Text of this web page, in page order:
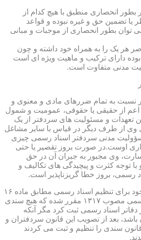
انحصاری منطبق با هیچ کدام از
یا تضمین حق و غیره نبوده و قواعد
توان بطور انحصاری از موجبات و مبانی
هر یک را به همراه خود داشته و چون
بوده دارای ترکیب و ماهیت ویژه ای است
مدنی متفاوت است.
نسبت به تمام ضررهای مادی و معنوی و
اعم از حقیقی یا حقوقی، عمومیت و شمول
تعهدات و مسئولیت های سردفتر از یک
از طرف دیگر در قیاس با سایر مشاغل
مدنی سردفتر اسناد رسمی چیزی
اوست.در صورت بروز تقصیر یا حتی
وی مجبور به جبران آن در حق
توجه کثرت و پیچیدگی های تکالیف و
رسمی، بروز خطا گریزناپذیر است.
مبحث سوم): موانع موجود برای تنظیم اسناد رسمی مطابق ماده ۱۶
آیین نامه دفاتر اسناد رسمی مصوب ۱۳۱۷ مقرر شده که هیچ سندی
دفاتر اسناد رسمی ثبت کرد مگر آنکه
بعد از تصویب این قانون سردفتران و
سندی را تنظیم و ثبت می کردند